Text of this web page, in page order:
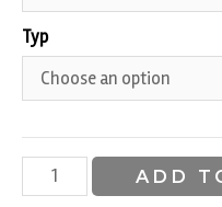
Typ
Dekorační
látka
ADD